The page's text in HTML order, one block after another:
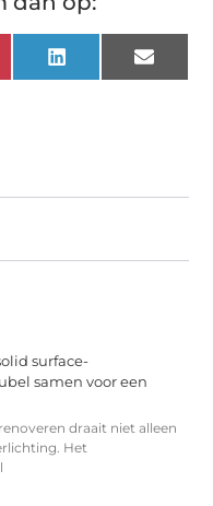
LinkedIn Email
surface-
samen voor een
draait niet alleen
Het